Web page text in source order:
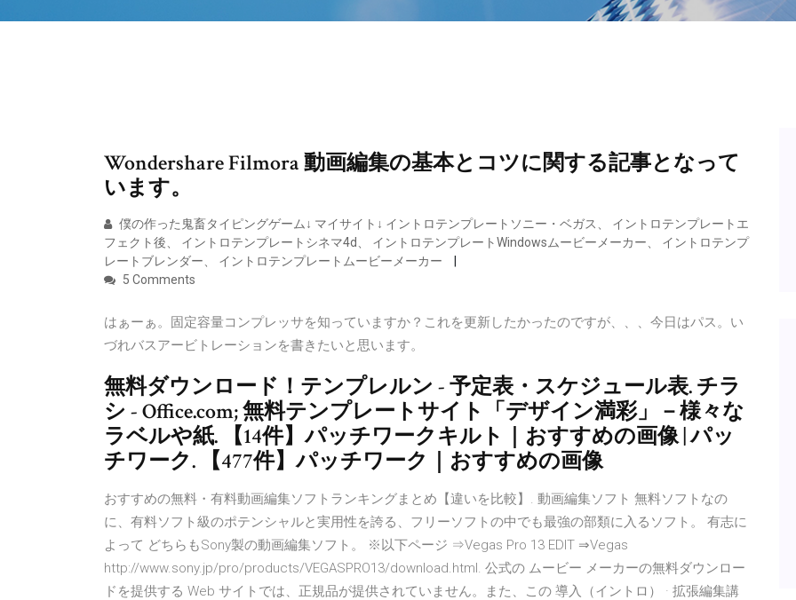
Wondershare Filmora 動画編集の基本とコツに関する記事となって
います。
僕の作った鬼畜タイピングゲーム↓ マイサイト↓ イントロテンプレートソニー・ベガス、 イントロテンプレートエ
フェクト後、 イントロテンプレートシネマ4d、 イントロテンプレートWindowsムービーメーカー、 イントロテンプ
レートブレンダー、 イントロテンプレートムービーメーカー
5 Comments
はぁーぁ。固定容量コンプレッサを知っていますか？これを更新したかったのですが、、、今日はパス。い
づれバスアービトレーションを書きたいと思います。
無料ダウンロード！テンプレルン - 予定表・スケジュール表. チラ
シ - Office.com; 無料テンプレートサイト「デザイン満彩」－様々な
ラベルや紙. 【14件】パッチワークキルト｜おすすめの画像 | パッ
チワーク. 【477件】パッチワーク｜おすすめの画像
おすすめの無料・有料動画編集ソフトランキングまとめ【違いを比較】. 動画編集ソフト 無料ソフトなの
に、有料ソフト級のポテンシャルと実用性を誇る、フリーソフトの中でも最強の部類に入るソフト。 有志に
よって どちらもSony製の動画編集ソフト。 ※以下ページ ⇒Vegas Pro 13 EDIT ⇒Vegas
http://www.sony.jp/pro/products/VEGASPRO13/download.html. 公式の ムービー メーカーの無料ダウンロー
ドを提供する Web サイトでは、正規品が提供されていません。また、この 導入（イントロ） · 拡張編集講